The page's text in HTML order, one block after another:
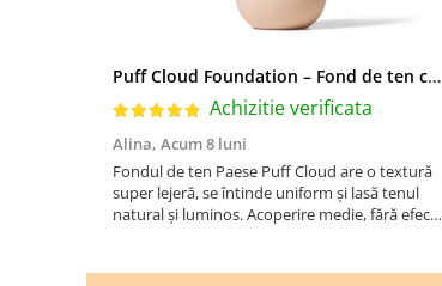
Puff Cloud Foundation – Fond de ten cu efect natural
Achizitie verificata
Alina, Acum 8 luni
Fondul de ten Paese Puff Cloud are o textură
super lejeră, se întinde uniform și lasă tenul
natural și luminos. Acoperire medie, fără efect
piele. Un f...